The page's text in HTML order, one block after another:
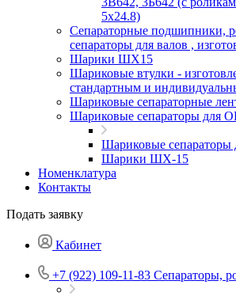
5х24.8)
Сепараторные подшипники,
сепараторы для валов ,
Шарики ШХ15
Шариковые втулки -
стандартным и
Шариковые сепараторные
Шариковые сепараторы для
Шариковые сепараторы
Шарики ШХ-15
Номенклатура
Контакты
Подать заявку
Кабинет
+7 (922) 109-11-83 Сепараторы,